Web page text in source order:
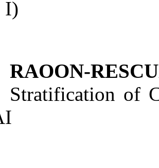
I)
RAOON-
Stratification of